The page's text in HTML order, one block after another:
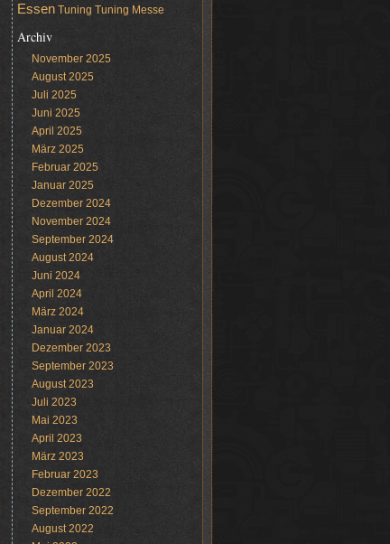
Essen Tuning Tuning Messe
Archiv
November 2025
August 2025
Juli 2025
Juni 2025
April 2025
März 2025
Februar 2025
Januar 2025
Dezember 2024
November 2024
September 2024
August 2024
Juni 2024
April 2024
März 2024
Januar 2024
Dezember 2023
September 2023
August 2023
Juli 2023
Mai 2023
April 2023
März 2023
Februar 2023
Dezember 2022
September 2022
August 2022